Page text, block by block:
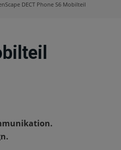
DECT Phone S6 Mobilteil